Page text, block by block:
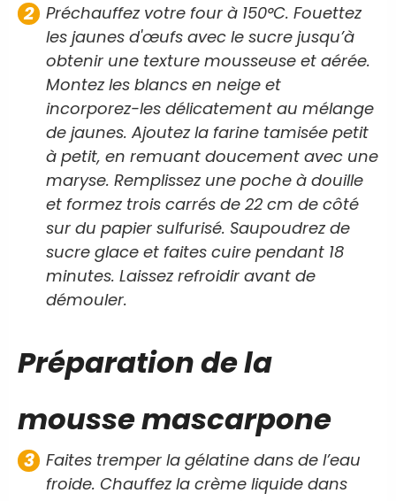
Préchauffez votre four à 150°C. Fouettez
les jaunes d'œufs avec le sucre jusqu’à
obtenir une texture mousseuse et aérée.
Montez les blancs en neige et
incorporez-les délicatement au mélange
de jaunes. Ajoutez la farine tamisée petit
à petit, en remuant doucement avec une
maryse. Remplissez une poche à douille
et formez trois carrés de 22 cm de côté
sur du papier sulfurisé. Saupoudrez de
sucre glace et faites cuire pendant 18
minutes. Laissez refroidir avant de
démouler.
Préparation de la
mousse mascarpone
Faites tremper la gélatine dans de l’eau
froide. Chauffez la crème liquide dans